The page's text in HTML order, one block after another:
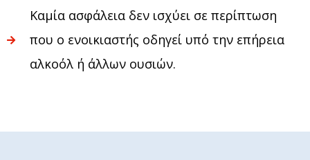
Καμία ασφάλεια δεν ισχύει σε περίπτωση
που ο ενοικιαστής οδηγεί υπό την επήρεια
αλκοόλ ή άλλων ουσιών.